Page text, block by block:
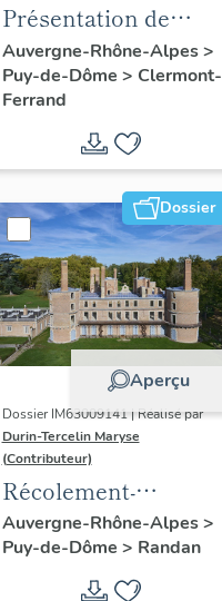
Présentation de
l'opération
d'inventaire du
patrimoine viticole
du territoire de
Clermont-Auvergne-
Métropole
Auvergne-Rhône-Alpes>
Puy-de-Dôme > Clermont-
Ferrand
Dossier
Aperçu
Dossier IM63009141 | Réalisé par
Durin-Tercelin Maryse
(Contributeur)
Récolement-
inventaire du fonds
mobilier du domaine
royal de Randan
Auvergne-Rhône-Alpes>
Puy-de-Dôme > Randan